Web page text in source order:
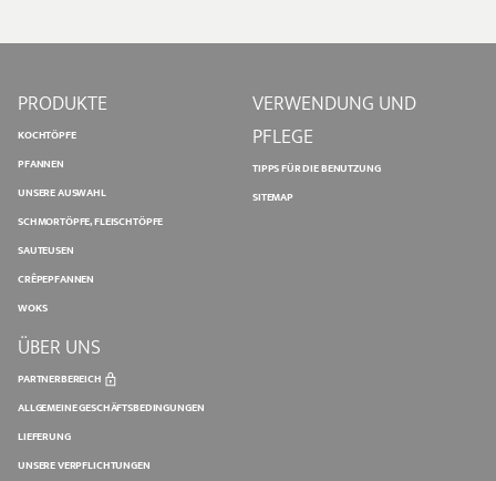
PRODUKTE
KOCHTÖPFE
PFANNEN
UNSERE AUSWAHL
SCHMORTÖPFE, FLEISCHTÖPFE
SAUTEUSEN
CRÊPEPFANNEN
WOKS
VERWENDUNG UND
PFLEGE
TIPPS FÜR DIE BENUTZUNG
SITEMAP
ÜBER UNS
PARTNERBEREICH
ALLGEMEINE GESCHÄFTSBEDINGUNGEN
LIEFERUNG
UNSERE VERPFLICHTUNGEN